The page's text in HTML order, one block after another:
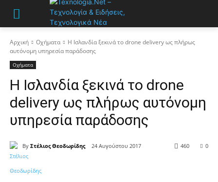
Αρχική Οχήματα
Η Ισλανδία ξεκινά το drone delivery ως πλήρως
αυτόνομη υπηρεσία παράδοσης
Οχήματα
Η Ισλανδία ξεκινά το drone
delivery ως πλήρως αυτόνομη
υπηρεσία παράδοσης
By Στέλιος Θεοδωρίδης 24 Αυγούστου 2017 0
460